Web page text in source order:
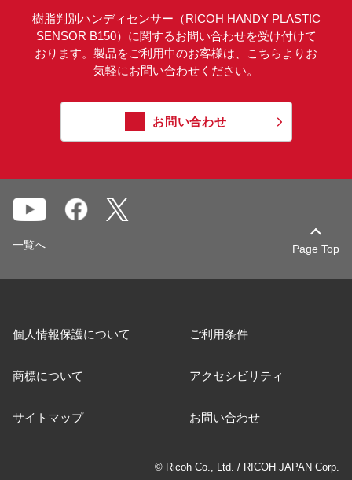
樹脂判別ハンディセンサー（RICOH HANDY PLASTIC
SENSOR B150）に関するお問い合わせを受け付けて
おります。製品をご利用中のお客様は、こちらよりお
気軽にお問い合わせください。
お問い合わせ
Page Top
一覧へ
個人情報保護について ご利用条件
商標について アクセシビリティ
サイトマップ お問い合わせ
© Ricoh Co., Ltd. / RICOH JAPAN Corp.